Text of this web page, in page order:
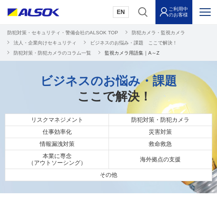
EN
ご利用中
のお客様
防犯対策・セキュリティ・警備会社のALSOK TOP
防犯カメラ・監視カメラ
法人・企業向けセキュリティ
ビジネスのお悩み・課題 ここで解決！
防犯対策・防犯カメラのコラム一覧
監視カメラ用語集｜A～Z
ビジネスのお悩み・課題
ここで解決！
リスクマネジメント
防犯対策・防犯カメラ
仕事効率化
災害対策
情報漏洩対策
救命救急
本業に専念
（アウトソーシング）
海外拠点の支援
その他